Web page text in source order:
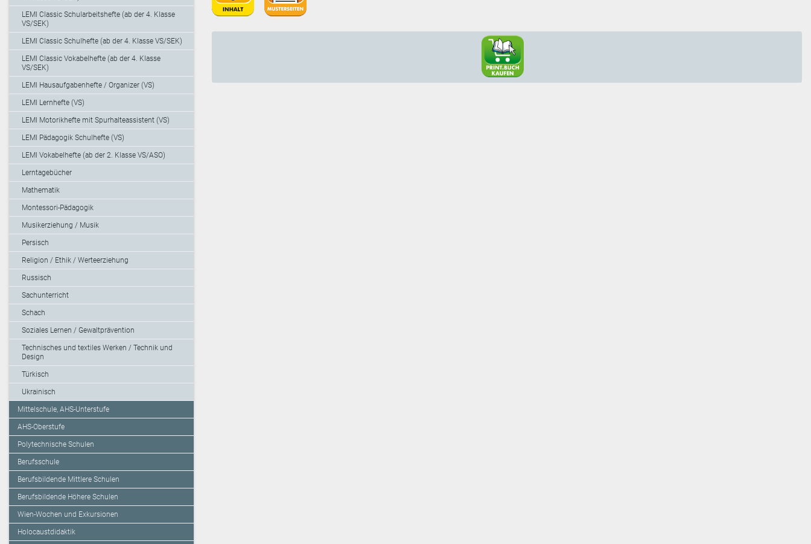
LEMI Classic Schularbeitshefte (ab der 4. Klasse
VS/SEK)
LEMI Classic Schulhefte (ab der 4. Klasse VS/SEK)
LEMI Classic Vokabelhefte (ab der 4. Klasse
VS/SEK)
LEMI Hausaufgabenhefte / Organizer (VS)
LEMI Lernhefte (VS)
LEMI Motorikhefte mit Spurhalteassistent (VS)
LEMI Pädagogik Schulhefte (VS)
LEMI Vokabelhefte (ab der 2. Klasse VS/ASO)
Lerntagebücher
Mathematik
Montessori-Pädagogik
Musikerziehung / Musik
Persisch
Religion / Ethik / Werteerziehung
Russisch
Sachunterricht
Schach
Soziales Lernen / Gewaltprävention
Technisches und textiles Werken / Technik und
Design
Türkisch
Ukrainisch
Mittelschule, AHS-Unterstufe
AHS-Oberstufe
Polytechnische Schulen
Berufsschule
Berufsbildende Mittlere Schulen
Berufsbildende Höhere Schulen
Wien-Wochen und Exkursionen
Holocaustdidaktik